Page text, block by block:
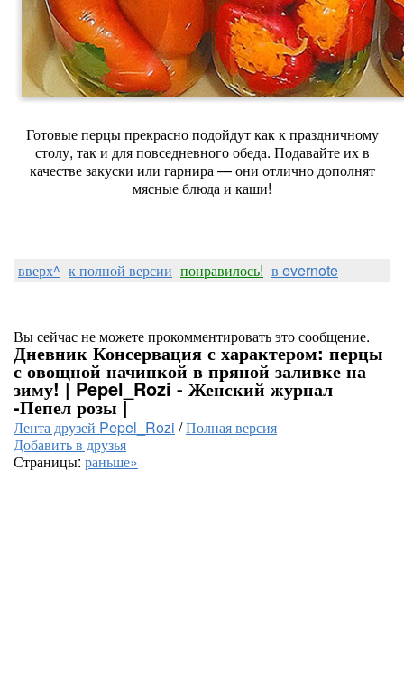
Готовыеперцыпрекрасноподойдуткаккпраздничному
столу, таки дляповседневногообеда. Подавайтеихв
качествезакуски или гарнира— они отличнодополнят
мясныеблюдаи каши!
вверх^ к полной версии понравилось! в evernote
Вы сейчас не можете прокомментировать это сообщение.
Дневник Консервация с характером: перцы
с овощной начинкой в пряной заливке на
зиму! | Pepel_Rozi - Женский журнал
-Пепел розы |
Лента друзей Pepel_Rozi /Полная версия
Добавить в друзья
Страницы: раньше»